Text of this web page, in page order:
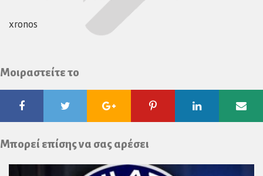
xronos
Μοιραστείτε το
FacebookTwitter Google
Plus
Pinterest Linkedin
Μπορεί επίσης να σας αρέσει